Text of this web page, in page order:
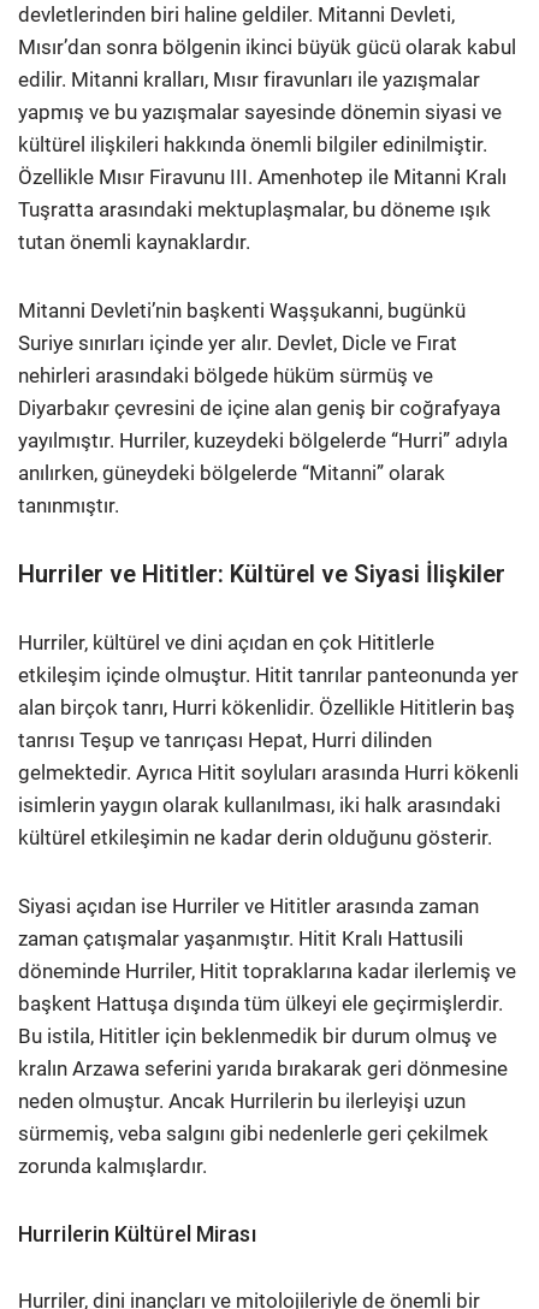
devletlerinden biri haline geldiler. Mitanni Devleti,
Mısır’dan sonra bölgenin ikinci büyük gücü olarak kabul
edilir. Mitanni kralları, Mısır firavunları ile yazışmalar
yapmış ve bu yazışmalar sayesinde dönemin siyasi ve
kültürel ilişkileri hakkında önemli bilgiler edinilmiştir.
Özellikle Mısır Firavunu III. Amenhotep ile Mitanni Kralı
Tuşratta arasındaki mektuplaşmalar, bu döneme ışık
tutan önemli kaynaklardır.
Mitanni Devleti’nin başkenti Waşşukanni, bugünkü
Suriye sınırları içinde yer alır. Devlet, Dicle ve Fırat
nehirleri arasındaki bölgede hüküm sürmüş ve
Diyarbakır çevresini de içine alan geniş bir coğrafyaya
yayılmıştır. Hurriler, kuzeydeki bölgelerde “Hurri” adıyla
anılırken, güneydeki bölgelerde “Mitanni” olarak
tanınmıştır.
Hurriler ve Hititler: Kültürel ve Siyasi İlişkiler
Hurriler, kültürel ve dini açıdan en çok Hititlerle
etkileşim içinde olmuştur. Hitit tanrılar panteonunda yer
alan birçok tanrı, Hurri kökenlidir. Özellikle Hititlerin baş
tanrısı Teşup ve tanrıçası Hepat, Hurri dilinden
gelmektedir. Ayrıca Hitit soyluları arasında Hurri kökenli
isimlerin yaygın olarak kullanılması, iki halk arasındaki
kültürel etkileşimin ne kadar derin olduğunu gösterir.
Siyasi açıdan ise Hurriler ve Hititler arasında zaman
zaman çatışmalar yaşanmıştır. Hitit Kralı Hattusili
döneminde Hurriler, Hitit topraklarına kadar ilerlemiş ve
başkent Hattuşa dışında tüm ülkeyi ele geçirmişlerdir.
Bu istila, Hititler için beklenmedik bir durum olmuş ve
kralın Arzawa seferini yarıda bırakarak geri dönmesine
neden olmuştur. Ancak Hurrilerin bu ilerleyişi uzun
sürmemiş, veba salgını gibi nedenlerle geri çekilmek
zorunda kalmışlardır.
Hurrilerin Kültürel Mirası
Hurriler, dini inançları ve mitolojileriyle de önemli bir